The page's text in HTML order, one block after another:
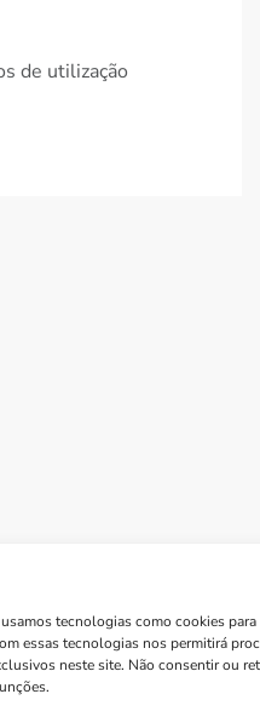
tecnologias como cookies para
essas tecnologias nos permitirá
neste site. Não consentir ou
de utilização